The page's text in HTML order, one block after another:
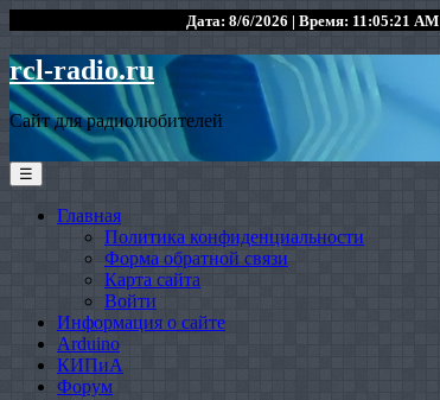
Дата: 8/6/2026 | Время: 11:05:21 AM
rcl-radio.ru
Сайт для радиолюбителей
☰
Главная
Политика конфиденциальности
Форма обратной связи
Карта сайта
Войти
Информация о сайте
Arduino
КИПиА
Форум